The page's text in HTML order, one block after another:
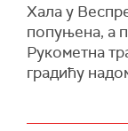
Хала у
попуњена, а
Рукометна
градићу